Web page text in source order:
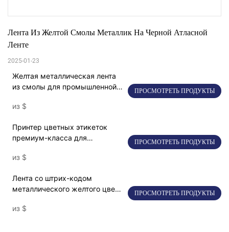
Лента Из Желтой Смолы Металлик На Черной Атласной
Ленте
2025-01-23
Желтая металлическая лента
из смолы для промышленной
из $
ПРОСМОТРЕТЬ ПРОДУКТЫ
Принтер цветных этикеток
премиум-класса для
персонализации
из $
ПРОСМОТРЕТЬ ПРОДУКТЫ
Лента со штрих-кодом
металлического желтого цвета
из $
ПРОСМОТРЕТЬ ПРОДУКТЫ